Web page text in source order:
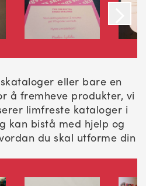
eller bare en
å fremheve produkter, vi
limfreste kataloger i
kan bistå med hjelp og
du skal utforme din